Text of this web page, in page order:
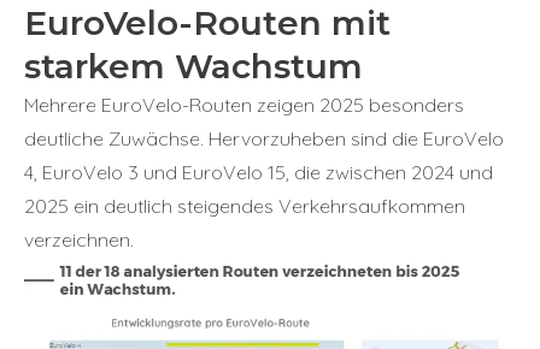
EuroVelo-Routen mit
starkem Wachstum
Mehrere EuroVelo-Routen zeigen 2025 besonders
deutliche Zuwächse. Hervorzuheben sind die EuroVelo
4, EuroVelo 3 und EuroVelo 15, die zwischen 2024 und
2025 ein deutlich steigendes Verkehrsaufkommen
verzeichnen.